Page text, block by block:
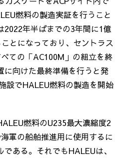
燃料の製造実証を行うこと
2022年半ばまでの3年間に1億
とになっており、セントラス
ての「AC100M」の組立を終
に向けた最終準備を行うと発
設でHALEU燃料の製造を開始
燃料のU235最大濃縮度2
軍の船舶推進用に使用するに
ある。それでもHALEUは、